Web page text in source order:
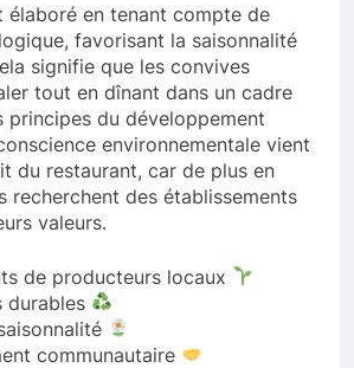
élaboré en tenant compte de
favorisant la saisonnalité
signifie que les convives
tout en dînant dans un cadre
principes du développement
environnementale vient
du restaurant, car de plus en
recherchent des établissements
valeurs.
de producteurs locaux
durables
communautaire